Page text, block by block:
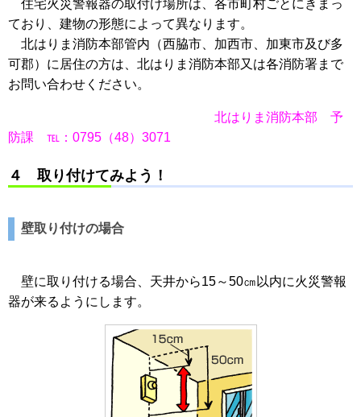
住宅火災警報器の取付け場所は、各市町村ごとにきまっ
ており、建物の形態によって異なります。
北はりま消防本部管内（西脇市、加西市、加東市及び多
可郡）に居住の方は、北はりま消防本部又は各消防署まで
お問い合わせください。
北はりま消防本部 予
防課 ℡：0795（48）3071
４ 取り付けてみよう！
壁取り付けの場合
壁に取り付ける場合、天井から15～50㎝以内に火災警報
器が来るようにします。